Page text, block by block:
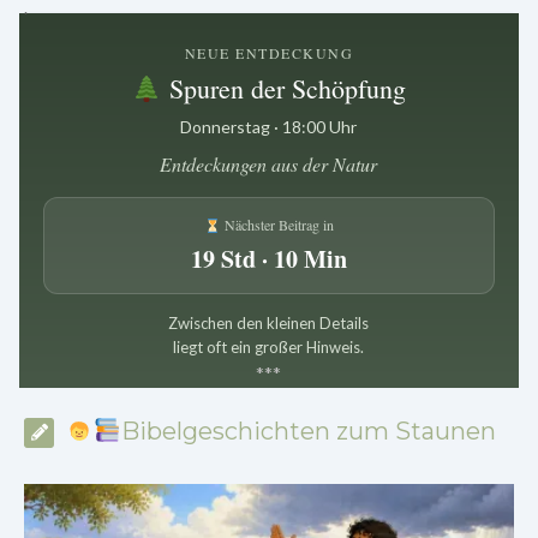
.
NEUE ENTDECKUNG
Spuren der Schöpfung
Donnerstag · 18:00 Uhr
Entdeckungen aus der Natur
Nächster Beitrag in
19 Std · 10 Min
Zwischen den kleinen Details
liegt oft ein großer Hinweis.
***
Bibelgeschichten zum Staunen